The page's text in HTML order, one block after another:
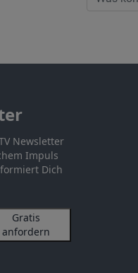
Newsletter
Impuls
Dich
Gratis
anfordern